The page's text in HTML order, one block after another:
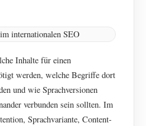
Inhalte für einen
werden, welche Begriffe dort
und wie Sprachversionen
verbunden sein sollten. Im
Sprachvariante, Content-